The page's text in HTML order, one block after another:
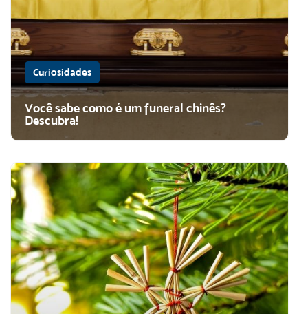
Curiosidades
Você sabe como é um funeral chinês?
Descubra!